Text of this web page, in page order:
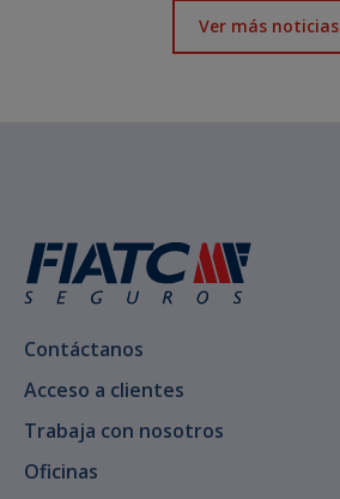
Ver más noticias
Contáctanos
Acceso a clientes
Trabaja con nosotros
Oficinas